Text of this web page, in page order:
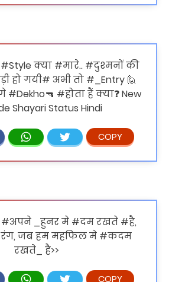
क्या #मारे.. #दुश्मनों की
हो गयी# अभी तो #_Entry 🙋
#होता हैं क्या❓ New
Shayari Status Hindi
_हुनर मे #दम रखते #है,
रंग, जब हम महफिल मे #कदम
रखते_ है>>